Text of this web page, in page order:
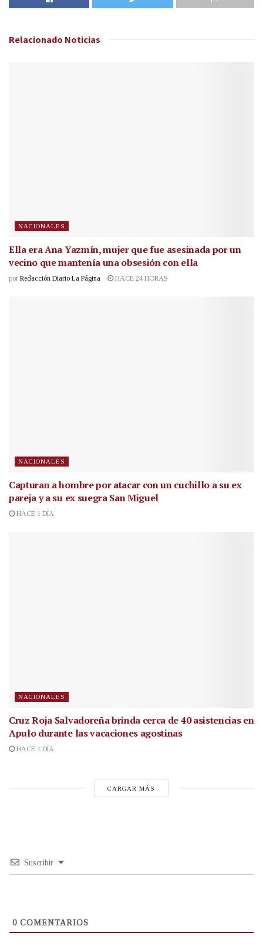
Relacionado Noticias
NACIONALES
Ella era Ana Yazmín, mujer que fue asesinada por un
vecino que mantenía una obsesión con ella
por Redacción Diario La Página HACE 24 HORAS
NACIONALES
Capturan a hombre por atacar con un cuchillo a su ex
pareja y a su ex suegra San Miguel
HACE 1 DÍA
NACIONALES
Cruz Roja Salvadoreña brinda cerca de 40 asistencias en
Apulo durante las vacaciones agostinas
HACE 1 DÍA
CARGAR MÁS
Suscribir
0 COMENTARIOS